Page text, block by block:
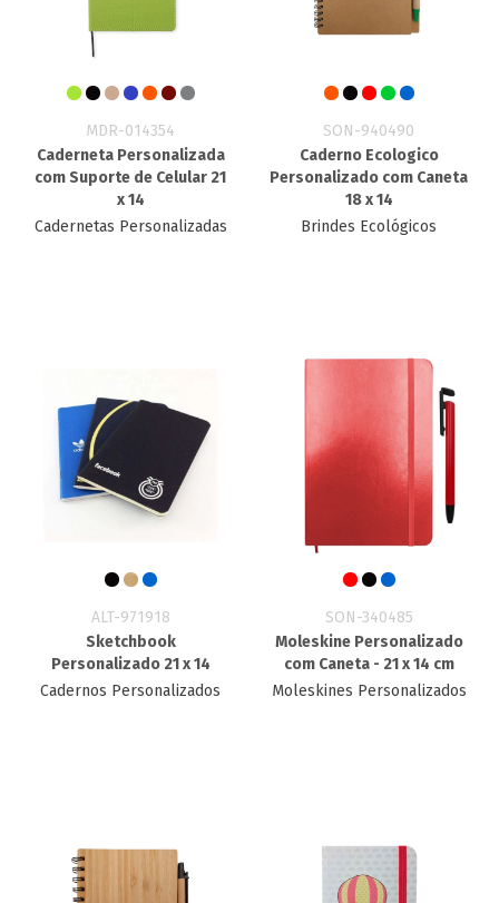
MDR-014354
Caderneta Personalizada
com Suporte de Celular 21
x 14
Cadernetas Personalizadas
SON-940490
Caderno Ecologico
Personalizado​ com Caneta
18 x 14
Brindes Ecológicos
ALT-971918
Sketchbook
Personalizado 21 x 14
Cadernos Personalizados
SON-340485
Moleskine Personalizado
com Caneta - 21 x 14 cm
Moleskines Personalizados